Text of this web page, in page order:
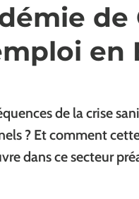
de
en
de la crise
? Et comment
dans ce secteur